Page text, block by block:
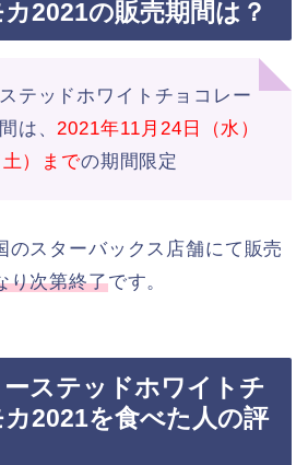
2021の販売期間は？
テッドホワイトチョコレー
は、 2021年11月24日（水）
）までの期間限定
のスターバックス店舗にて販売
り次第終了です。
ステッドホワイトチ
2021を食べた人の評